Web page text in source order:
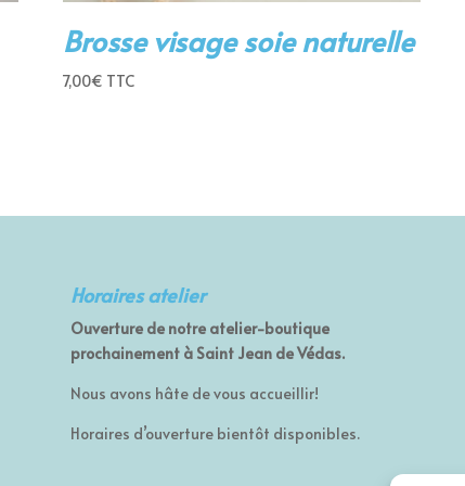
Brosse visage soie naturelle
7,00€ TTC
Horaires atelier
Ouverture de notre atelier-boutique
prochainement à Saint Jean de Védas.
Nous avons hâte de vous accueillir!
Horaires d’ouverture bientôt disponibles.